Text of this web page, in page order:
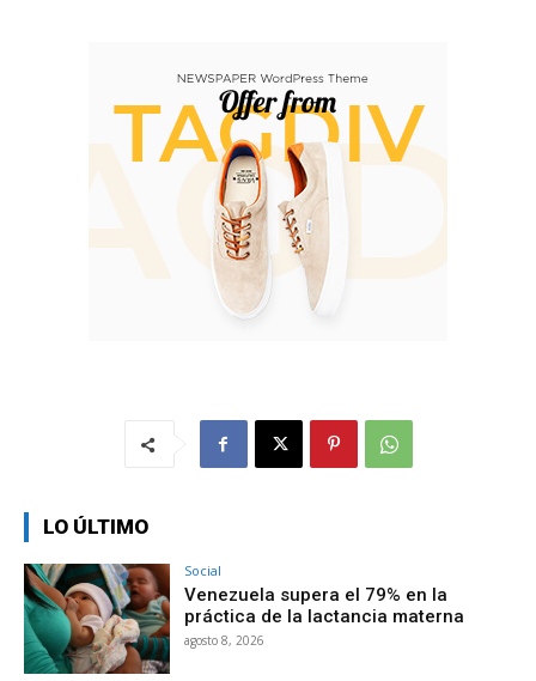
LO ÚLTIMO
Social
Venezuela supera el 79% en la
práctica de la lactancia materna
agosto 8, 2026